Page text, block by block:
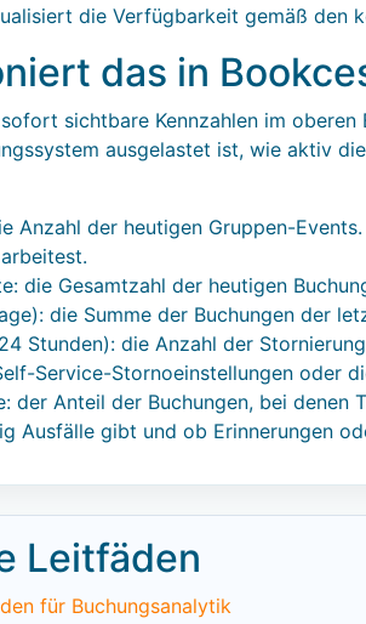
die Verfügbarkeit gemäß den
das in
sichtbare Kennzahlen im
ausgelastet ist, wie aktiv
Anzahl der heutigen Gruppen-
die Gesamtzahl der heutigen
die Summe der Buchungen der
Stunden): die Anzahl der
Service-Stornoeinstellungen oder
der Anteil der Buchungen, bei denen
Ausfälle gibt und ob Erinnerungen
Leitfäden
für Buchungsanalytik